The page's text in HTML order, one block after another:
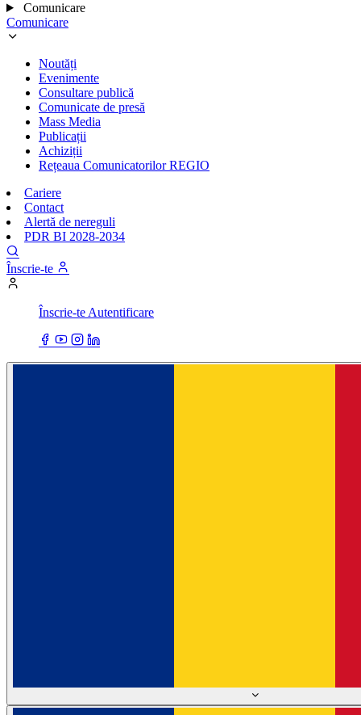
Comunicare
Comunicare
Noutăți
Evenimente
Consultare publică
Comunicate de presă
Mass Media
Publicații
Achiziții
Rețeaua Comunicatorilor REGIO
Cariere
Contact
Alertă de nereguli
PDR BI 2028-2034
Înscrie-te
Înscrie-te Autentificare